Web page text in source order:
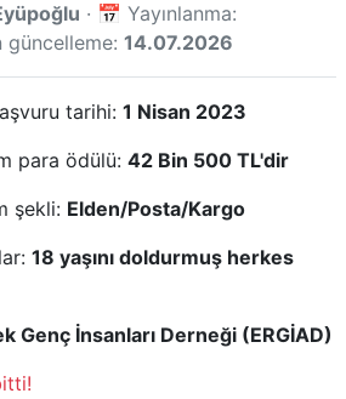
· 📅 Yayınlanma:
güncelleme: 14.07.2026
tarihi: 1 Nisan 2023
para ödülü: 42 Bin 500 TL'dir
şekli: Elden/Posta/Kargo
18 yaşını doldurmuş herkes
Genç İnsanları Derneği (ERGİAD)